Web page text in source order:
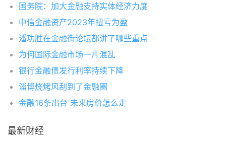
国务院：加大金融支持实体经济力度
中信金融资产2023年扭亏为盈
潘功胜在金融街论坛都讲了哪些重点
为何国际金融市场一片混乱
银行金融债发行利率持续下降
淄博烧烤风刮到了金融圈
金融16条出台 未来房价怎么走
最新财经